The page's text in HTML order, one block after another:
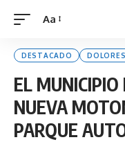
Font
Aa
DESTACADO DOLORES
EL
NUEVA
PARQUE